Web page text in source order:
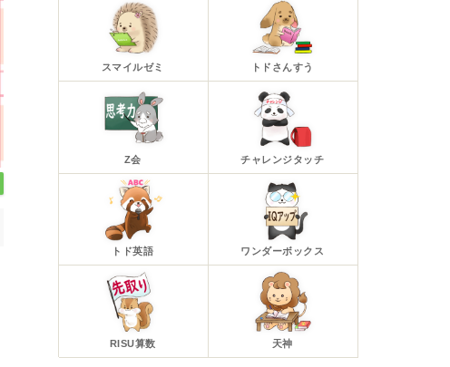
スマイルゼミ トドさんすう
Z会 チャレンジタッチ
トド英語 ワンダーボックス
RISU算数 天神